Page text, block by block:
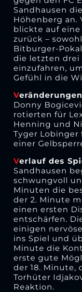
Sandhausen
Höhenberg an.
blickte auf eine
zurück –
Bitburger-
die letzten drei
einzufahren,
Gefühl in die
V
Donny
rotierten für
Henning und
Tyger
einer
Verlauf des
Sandhausen
schwungvoll
Minuten die
der 2. Minute
einen ersten
entschärfen.
einigen
ins Spiel und
Minute die
erste gute
der 18. Minute,
Torhüter
Reaktion.